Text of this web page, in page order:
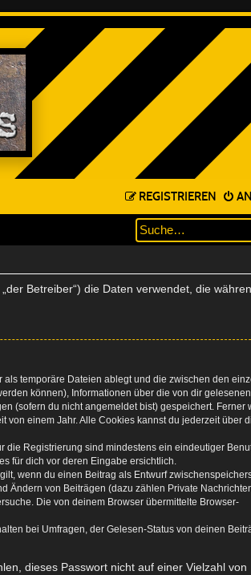
REGISTRIEREN
Betreiber“) die Daten verwendet, die
temporäre Dateien ablegt und die zwischen den
können), Informationen über die von dir
(sofern du nicht angemeldet bist) gespeichert. Ferner
einem Jahr. Alle Cookies kannst du jederzeit über
Registrierung sind mindestens ein eindeutiger
für dich vor deren Eingabe ersichtlich.
wenn du einen Beitrag als Entwurf
Ändern von Beiträgen (dazu zählen Private
Die von deinem Browser übermittelte Browser-
bei Umfragen, der Gelesen-Status von deinen
dieses Passwort nicht auf einer Vielzahl von